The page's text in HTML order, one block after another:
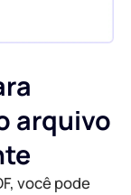
arquivo
você pode